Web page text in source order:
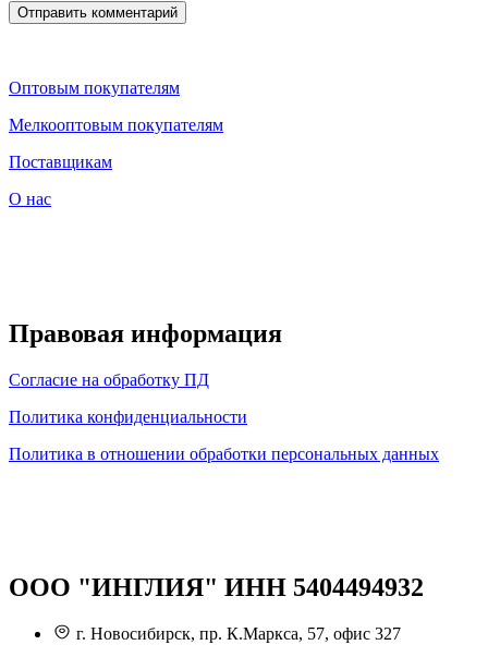
Оптовым покупателям
Мелкооптовым покупателям
Поставщикам
О нас
Правовая информация
Согласие на обработку ПД
Политика конфиденциальности
Политика в отношении обработки персональных данных
ООО "ИНГЛИЯ" ИНН 5404494932
г. Новосибирск, пр. К.Маркса, 57, офис 327